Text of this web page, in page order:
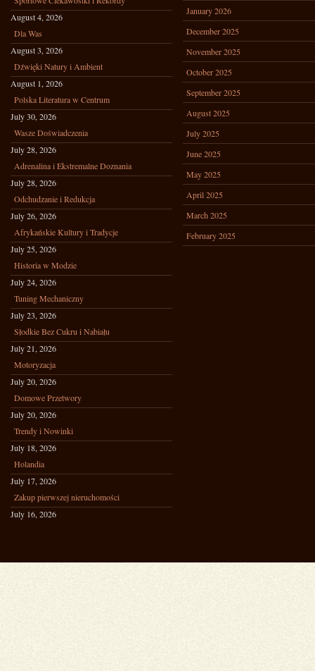
August 4, 2026
Dla Was
August 3, 2026
Dźwięki Natury i Ambient
August 1, 2026
Polska Literatura w Centrum
July 30, 2026
Wasze Doświadczenia
July 28, 2026
Adrenalina i Ekstremalne Doznania
July 28, 2026
Odchudzanie i Redukcja
July 26, 2026
Afrykańskie Kultury i Tradycje
July 25, 2026
Historia w Modzie
July 24, 2026
Tuning Mechaniczny
July 23, 2026
Słodkie Bez Cukru i Nabiału
July 21, 2026
Motoryzacja
July 20, 2026
Domowe Przetwory
July 20, 2026
Trendy i Nowinki
July 18, 2026
Holandia
July 17, 2026
Zakup pierwszej nieruchomości
July 16, 2026
January 2026
December 2025
November 2025
October 2025
September 2025
August 2025
July 2025
June 2025
May 2025
April 2025
March 2025
February 2025